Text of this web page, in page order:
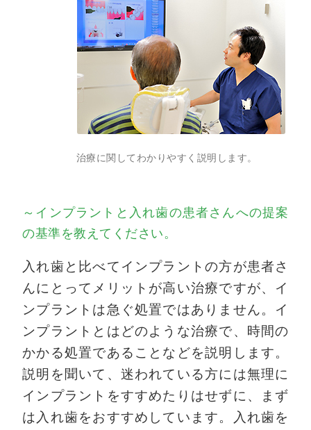
治療に関してわかりやすく説明します。
～インプラントと入れ歯の患者さんへの提案
の基準を教えてください。
入れ歯と比べてインプラントの方が患者さ
んにとってメリットが高い治療ですが、イ
ンプラントは急ぐ処置ではありません。イ
ンプラントとはどのような治療で、時間の
かかる処置であることなどを説明します。
説明を聞いて、迷われている方には無理に
インプラントをすすめたりはせずに、まず
は入れ歯をおすすめしています。入れ歯を